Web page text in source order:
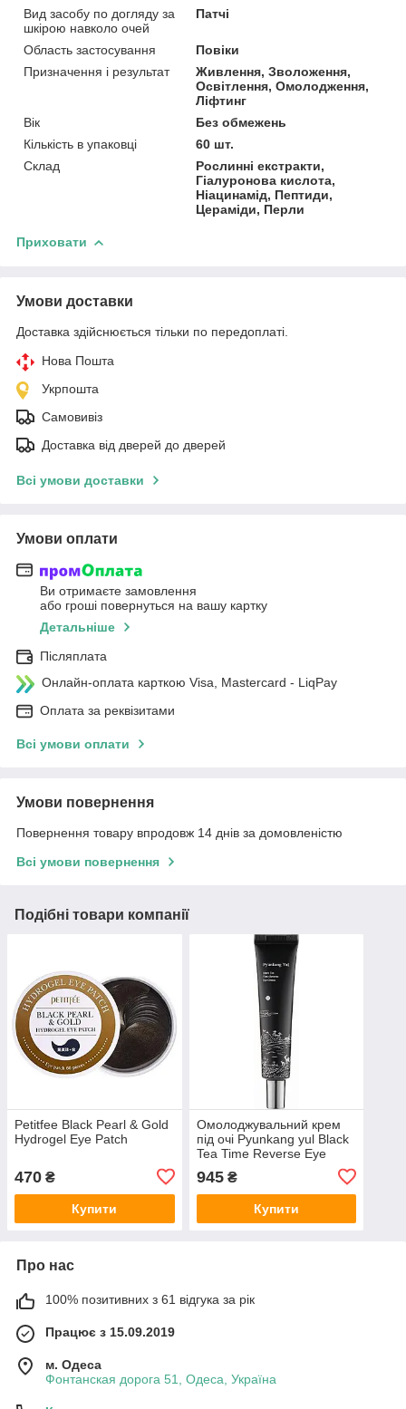
Вид засобу по догляду за
шкірою навколо очей
Патчі
Область застосування
Повіки
Призначення і результат
Живлення, Зволоження,
Освітлення, Омолодження,
Ліфтинг
Вік
Без обмежень
Кількість в упаковці
60 шт.
Склад
Рослинні екстракти,
Гіалуронова кислота,
Ніацинамід, Пептиди,
Цераміди, Перли
Приховати
Умови доставки
Доставка здійснюється тільки по передоплаті.
Нова Пошта
Укрпошта
Самовивіз
Доставка від дверей до дверей
Всі умови доставки
Умови оплати
Ви отримаєте замовлення
або гроші повернуться на вашу картку
Детальніше
Післяплата
Онлайн-оплата карткою Visa, Mastercard - LiqPay
Оплата за реквізитами
Всі умови оплати
Умови повернення
Повернення товару впродовж 14 днів за домовленістю
Всі умови повернення
Подібні товари компанії
Petitfee Black Pearl & Gold
Hydrogel Eye Patch
470 ₴
Купити
Омолоджувальний крем
під очі Pyunkang yul Black
Tea Time Reverse Eye
945₴
Купити
Про нас
100% позитивних з 61 відгука за рік
Працює з 15.09.2019
м. Одеса
Фонтанская дорога 51, Одеса, Україна